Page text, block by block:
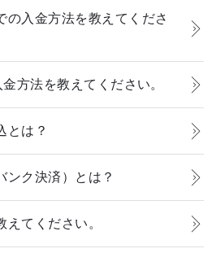
の入金方法を教えてくださ
方法を教えてください。
とは？
ンク決済）とは？
えてください。